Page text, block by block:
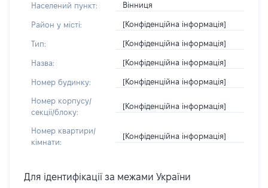
Населений пункт: Вінниця
Район у місті: [Конфіденційна інформація]
Тип: [Конфіденційна інформація]
Назва: [Конфіденційна інформація]
Номер будинку: [Конфіденційна інформація]
Номер корпусу/
секції/блоку:
[Конфіденційна інформація]
Номер квартири/
кімнати:
[Конфіденційна інформація]
Для ідентифікації за межами України